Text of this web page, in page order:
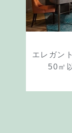
エレガン
50㎡